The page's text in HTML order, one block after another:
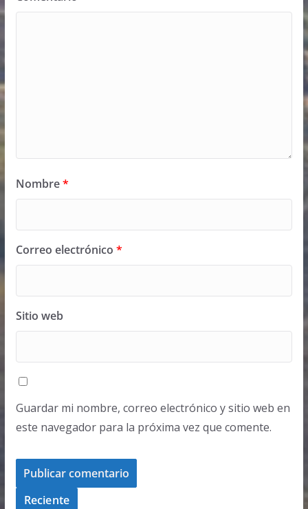
Nombre*
Correo electrónico *
Sitio web
Guardar mi nombre, correo electrónico y sitio web en
este navegador para la próxima vez que comente.
Reciente